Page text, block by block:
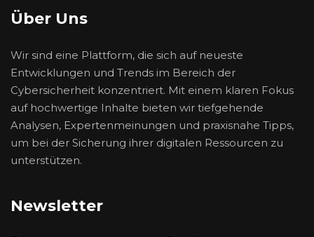
Über Uns
Wir sind eine Plattform, die sich auf neueste
Entwicklungen und Trends im Bereich der
Cybersicherheit konzentriert. Mit einem klaren Fokus
auf hochwertige Inhalte bieten wir tiefgehende
Analysen, Expertenmeinungen und praxisnahe Tipps,
um bei der Sicherung ihrer digitalen Ressourcen zu
unterstützen.
Newsletter